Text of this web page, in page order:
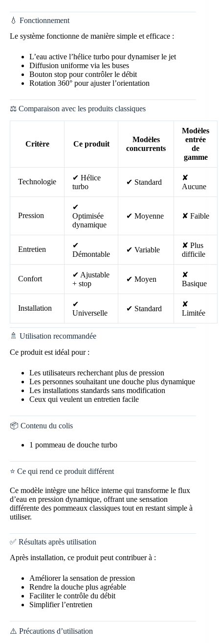
💧 Fonctionnement
Le système fonctionne de manière simple et efficace :
L’eau active l’hélice turbo pour dynamiser le jet
Diffusion uniforme via les buses
Bouton stop pour contrôler le débit
Rotation 360° pour ajuster l’orientation
⚖️ Comparaison avec les produits classiques
Critère Ce produit
Modèles
concurrents
Modèles
entrée
de
gamme
Technologie
✔ Hélice
turbo
✔ Standard
✘
Aucune
Pression
✔
Optimisée
dynamique
✔ Moyenne ✘ Faible
Entretien
✔
Démontable
✔ Variable
✘ Plus
difficile
Confort
✔ Ajustable
+ stop
✔ Moyen
✘
Basique
Installation
✔
Universelle
✔ Standard
✘
Limitée
🚿 Utilisation recommandée
Ce produit est idéal pour :
Les utilisateurs recherchant plus de pression
Les personnes souhaitant une douche plus dynamique
Les installations standards sans modification
Ceux qui veulent un entretien facile
📦 Contenu du colis
1 pommeau de douche turbo
⭐ Ce qui rend ce produit différent
Ce modèle intègre une hélice interne qui transforme le flux
d’eau en pression dynamique, offrant une sensation
différente des pommeaux classiques tout en restant simple à
utiliser.
✅ Résultats après utilisation
Après installation, ce produit peut contribuer à :
Améliorer la sensation de pression
Rendre la douche plus agréable
Faciliter le contrôle du débit
Simplifier l’entretien
⚠️ Précautions d’utilisation